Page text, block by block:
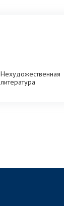
Нехудожественная
литература